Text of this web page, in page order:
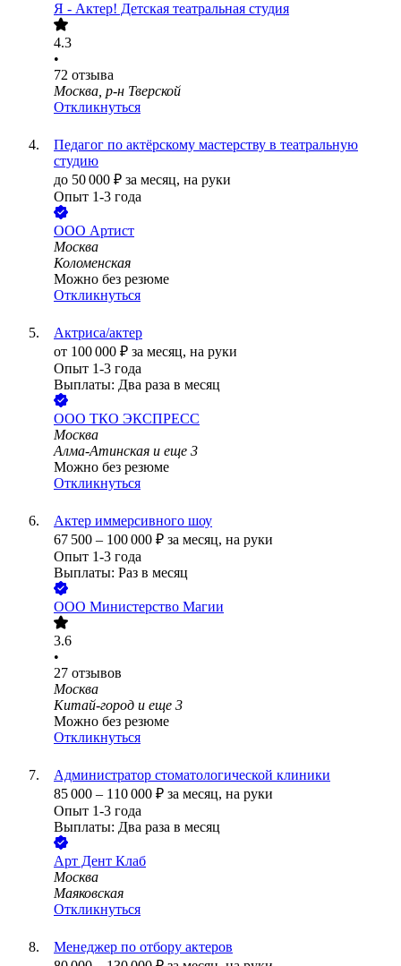
Я - Актер! Детская театральная студия
4.3
•
72 отзыва
Москва, р-н Тверской
Откликнуться
Педагог по актёрскому мастерству в театральную
студию
до 50 000 ₽ за месяц, на руки
Опыт 1-3 года
ООО Артист
Москва
Коломенская
Можно без резюме
Откликнуться
Актриса/актер
от 100 000 ₽ за месяц, на руки
Опыт 1-3 года
Выплаты: Два раза в месяц
ООО ТКО ЭКСПРЕСС
Москва
Алма-Атинская и еще 3
Можно без резюме
Откликнуться
Актер иммерсивного шоу
67 500 – 100 000 ₽ за месяц, на руки
Опыт 1-3 года
Выплаты: Раз в месяц
ООО Министерство Магии
3.6
•
27 отзывов
Москва
Китай-город и еще 3
Можно без резюме
Откликнуться
Администратор стоматологической клиники
85 000 – 110 000 ₽ за месяц, на руки
Опыт 1-3 года
Выплаты: Два раза в месяц
Арт Дент Клаб
Москва
Маяковская
Откликнуться
Менеджер по отбору актеров